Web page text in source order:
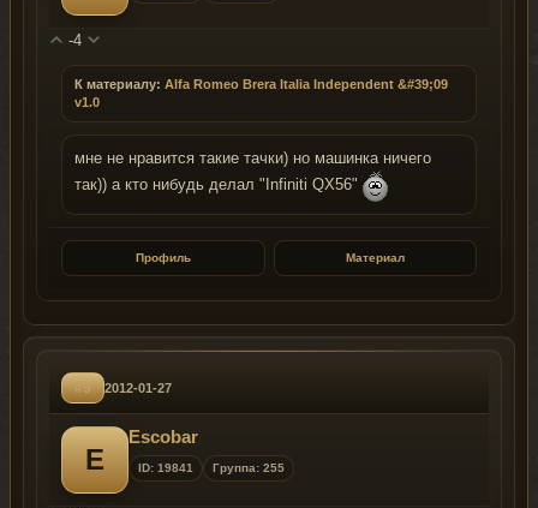
-4
К материалу: Alfa Romeo Brera Italia Independent &#39;09
v1.0
мне не нравится такие тачки) но машинка ничего
так)) а кто нибудь делал "Infiniti QX56"
Профиль Материал
#9 2012-01-27
E
Escobar
ID: 19841 Группа: 255